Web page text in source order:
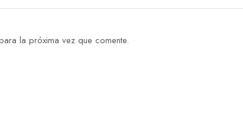
la próxima vez que comente.